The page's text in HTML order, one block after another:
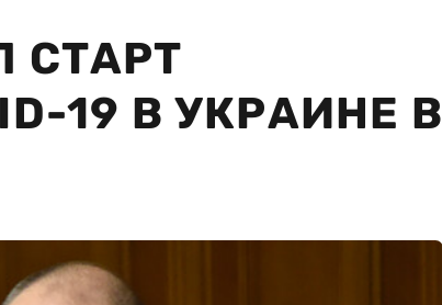
СТАРТ
19 В УКРАИНЕ В